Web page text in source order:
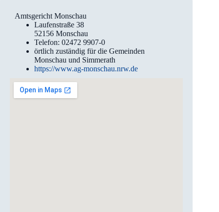
Amtsgericht Monschau
Laufenstraße 38
52156 Monschau
Telefon: 02472 9907-0
örtlich zuständig für die Gemeinden
Monschau und Simmerath
https://www.ag-monschau.nrw.de